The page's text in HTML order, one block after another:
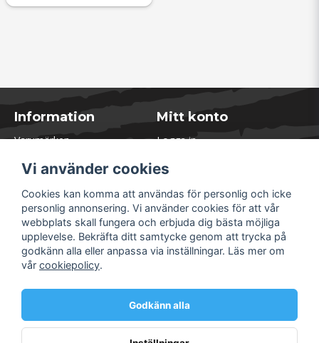
Information
Varumärken
Kontakta oss
Öppettider Lager
Om Soliduct
Soliduct & Ventilation.se
Informationssidor
Returer
Villkor & Policy
Mitt konto
Logga in
Glömt lösenord?
Säkra betalningar
Vi använder cookies
Cookies kan komma att användas för personlig och icke
personlig annonsering. Vi använder cookies för att vår
webbplats skall fungera och erbjuda dig bästa möjliga
upplevelse. Bekräfta ditt samtycke genom att trycka på
godkänn alla eller anpassa via inställningar. Läs mer om
vår cookiepolicy.
Godkänn alla